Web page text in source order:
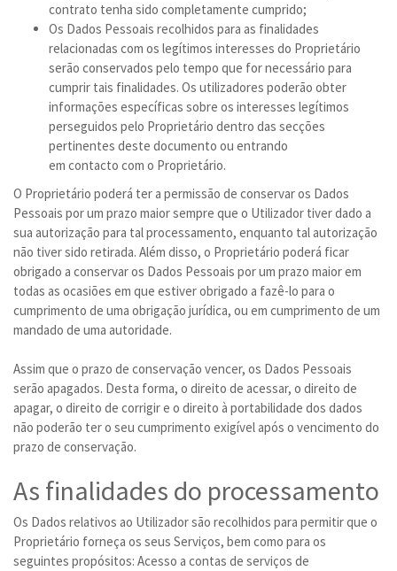
contrato tenha sido completamente cumprido;
Os Dados Pessoais recolhidos para as finalidades
relacionadas com os legítimos interesses do Proprietário
serão conservados pelo tempo que for necessário para
cumprir tais finalidades. Os utilizadores poderão obter
informações específicas sobre os interesses legítimos
perseguidos pelo Proprietário dentro das secções
pertinentes deste documento ou entrando
em contacto com o Proprietário.
O Proprietário poderá ter a permissão de conservar os Dados
Pessoais por um prazo maior sempre que o Utilizador tiver dado a
sua autorização para tal processamento, enquanto tal autorização
não tiver sido retirada. Além disso, o Proprietário poderá ficar
obrigado a conservar os Dados Pessoais por um prazo maior em
todas as ocasiões em que estiver obrigado a fazê-lo para o
cumprimento de uma obrigação jurídica, ou em cumprimento de um
mandado de uma autoridade.
Assim que o prazo de conservação vencer, os Dados Pessoais
serão apagados. Desta forma, o direito de acessar, o direito de
apagar, o direito de corrigir e o direito à portabilidade dos dados
não poderão ter o seu cumprimento exigível após o vencimento do
prazo de conservação.
As finalidades do processamento
Os Dados relativos ao Utilizador são recolhidos para permitir que o
Proprietário forneça os seus Serviços, bem como para os
seguintes propósitos: Acesso a contas de serviços de